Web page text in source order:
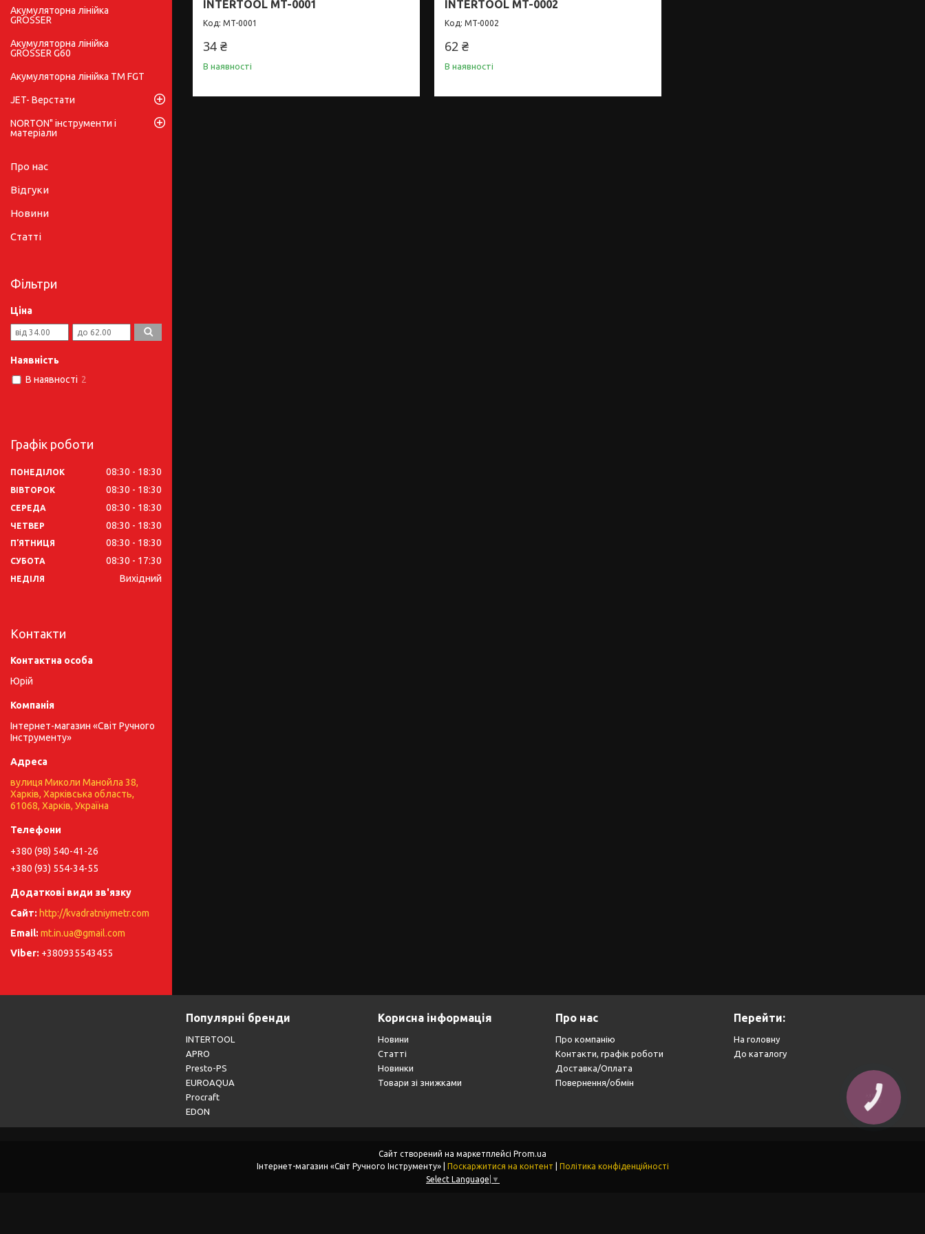
INTERTOOL MT-0001
MT-0001
34 ₴
В наявності
INTERTOOL MT-0002
MT-0002
62 ₴
В наявності
Акумуляторна лінійка
GRÖSSER
Акумуляторна лінійка
GRÖSSER G60
Акумуляторна лінійка ТМ FGT
JET- Верстати
NORTON" інструменти і
матеріали
Про нас
Відгуки
Новини
Статті
Фільтри
Ціна
Наявність
В наявності 2
Графік роботи
ПОНЕДІЛОК 08:30 18:30
ВІВТОРОК 08:30 18:30
СЕРЕДА 08:30 18:30
ЧЕТВЕР 08:30 18:30
ПʼЯТНИЦЯ 08:30 18:30
СУБОТА 08:30 17:30
НЕДІЛЯ Вихідний
Контакти
Юрій
Інтернет-магазин «Світ Ручного
Інструменту»
вулиця Миколи Манойла 38,
Харків, Харківська область,
61068, Харків, Україна
+380 (98) 540-41-26
+380 (93) 554-34-55
http://kvadratniymetr.com
mt.in.ua@gmail.com
+380935543455
Популярні бренди
INTERTOOL
APRO
Presto-PS
EUROAQUA
Procraft
EDON
Корисна інформація
Новини
Статті
Новинки
Товари зі знижками
Про нас
Про компанію
Контакти, графік роботи
Доставка/Оплата
Повернення/обмін
Перейти:
На головну
До каталогу
Сайт створений на маркетплейсі Prom.ua
Поскаржитися на контент
Політика конфіденційності
Select Language ▼
КНОПКА
ЗВ'ЯЗКУ